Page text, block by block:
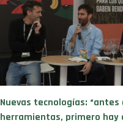
Nuevas tecnologías:
herramientas, primero hay